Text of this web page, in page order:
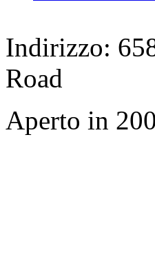
Indirizzo:
Road
Aperto in